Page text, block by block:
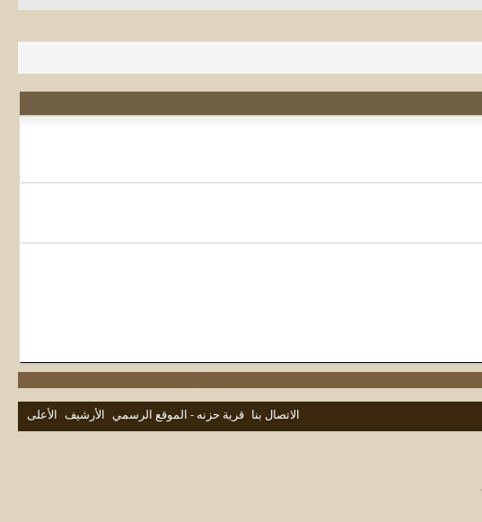
الاتصال بنا قرية حزنه - الموقع الرسمي الأرشيف الأعلى